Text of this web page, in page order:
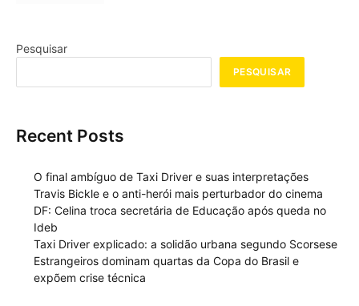
Pesquisar
PESQUISAR
Recent Posts
O final ambíguo de Taxi Driver e suas interpretações
Travis Bickle e o anti-herói mais perturbador do cinema
DF: Celina troca secretária de Educação após queda no
Ideb
Taxi Driver explicado: a solidão urbana segundo Scorsese
Estrangeiros dominam quartas da Copa do Brasil e
expõem crise técnica